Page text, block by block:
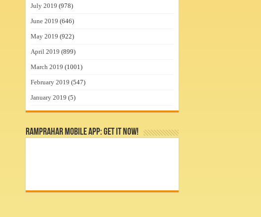
July 2019 (978)
June 2019 (646)
May 2019 (922)
April 2019 (899)
March 2019 (1001)
February 2019 (547)
January 2019 (5)
RamPrahar Mobile App: Get it Now!